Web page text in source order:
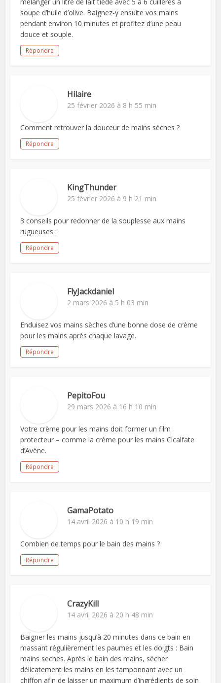
soupe d’huile d’olive. Baignez-y ensuite vos mains
pendant environ 10 minutes et profitez d’une peau
douce et souple.
Répondre
Hilaire
25 février 2026 à 8 h 55 min
Comment retrouver la douceur de mains sèches ?
Répondre
KingThunder
25 février 2026 à 9 h 21 min
3 conseils pour redonner de la souplesse aux mains
rugueuses :
Répondre
FlyJackdaniel
2 mars 2026 à 5 h 03 min
Enduisez vos mains sèches d’une bonne dose de crème
pour les mains après chaque lavage.
Répondre
PepitoFou
29 mars 2026 à 16 h 10 min
Votre crème pour les mains doit former un film
protecteur – comme la crème pour les mains Cicalfate
d’Avène.
Répondre
GamaPotato
14 avril 2026 à 10 h 19 min
Combien de temps pour le bain des mains ?
Répondre
CrazyKill
14 avril 2026 à 20 h 48 min
Baigner les mains jusqu’à 20 minutes dans ce bain en
massant régulièrement les paumes et les doigts : Bain
mains seches. Après le bain des mains, sécher
délicatement les mains en les tamponnant avec un
chiffon afin de laisser un maximum d’ingrédients de soin